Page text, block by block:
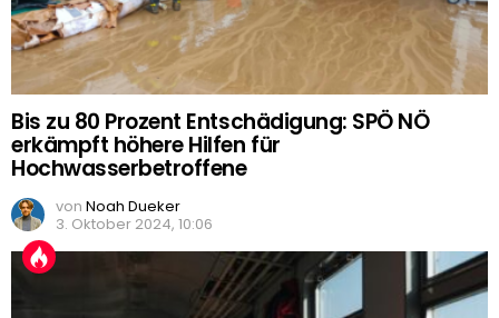
Bis zu 80 Prozent Entschädigung: SPÖ NÖ
erkämpft höhere Hilfen für
Hochwasserbetroffene
von Noah Dueker
3. Oktober 2024, 10:06